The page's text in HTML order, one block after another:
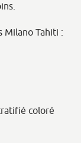
Milano Tahiti :
coloré